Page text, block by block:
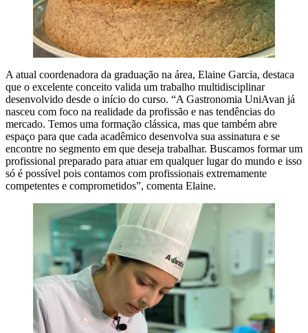
A atual coordenadora da graduação na área, Elaine Garcia, destaca
que o excelente conceito valida um trabalho multidisciplinar
desenvolvido desde o início do curso. “A Gastronomia UniAvan já
nasceu com foco na realidade da profissão e nas tendências do
mercado. Temos uma formação clássica, mas que também abre
espaço para que cada acadêmico desenvolva sua assinatura e se
encontre no segmento em que deseja trabalhar. Buscamos formar um
profissional preparado para atuar em qualquer lugar do mundo e isso
só é possível pois contamos com profissionais extremamente
competentes e comprometidos”, comenta Elaine.